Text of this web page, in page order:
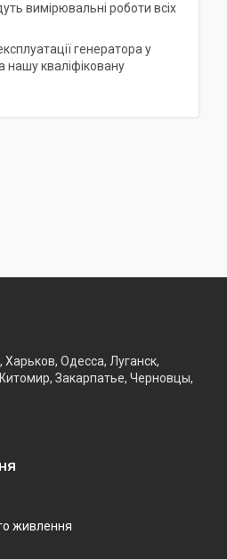
вимірювальні роботи всіх
генератора у
нашу кваліфіковану
Одесса, Луганск,
Закарпатье, Черновцы,
живлення